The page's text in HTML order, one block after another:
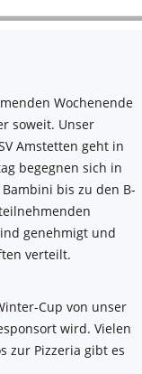
Wochenende
soweit. Unser
Amstetten geht in
begegnen sich in
bis zu den B-
genehmigt und
verteilt.
Cup von unser
wird. Vielen
zur Pizzeria gibt es